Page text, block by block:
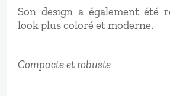
Son design a également été
look plus coloré et moderne.
Compacte et robuste